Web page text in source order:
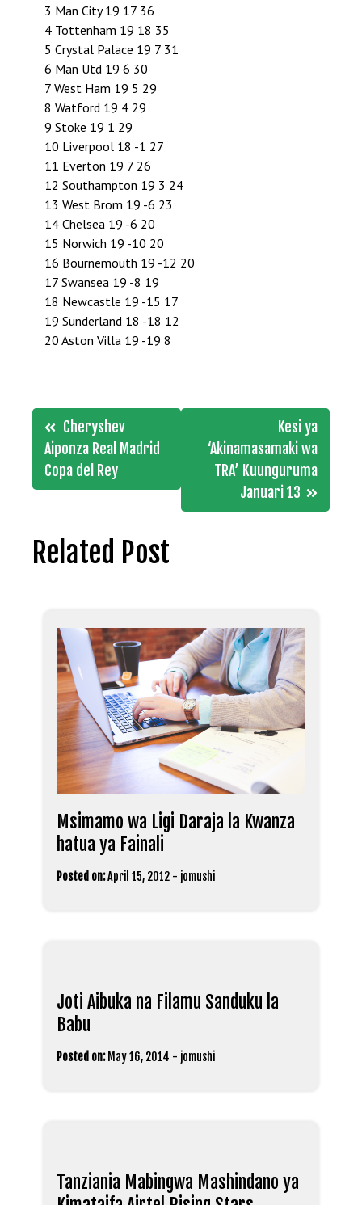
3 Man City 19 17 36
4 Tottenham 19 18 35
5 Crystal Palace 19 7 31
6 Man Utd 19 6 30
7 West Ham 19 5 29
8 Watford 19 4 29
9 Stoke 19 1 29
10 Liverpool 18 -1 27
11 Everton 19 7 26
12 Southampton 19 3 24
13 West Brom 19 -6 23
14 Chelsea 19 -6 20
15 Norwich 19 -10 20
16 Bournemouth 19 -12 20
17 Swansea 19 -8 19
18 Newcastle 19 -15 17
19 Sunderland 18 -18 12
20 Aston Villa 19 -19 8
Post
navigation
Cheryshev
Aiponza Real Madrid
Copa del Rey
Kesi ya
‘Akinamasamaki wa
TRA’ Kuunguruma
Januari 13
Related Post
Msimamo wa Ligi Daraja la Kwanza
hatua ya Fainali
Posted on:April 15, 2012 - jomushi
Joti Aibuka na Filamu Sanduku la
Babu
Posted on: May 16, 2014 - jomushi
Tanziania Mabingwa Mashindano ya